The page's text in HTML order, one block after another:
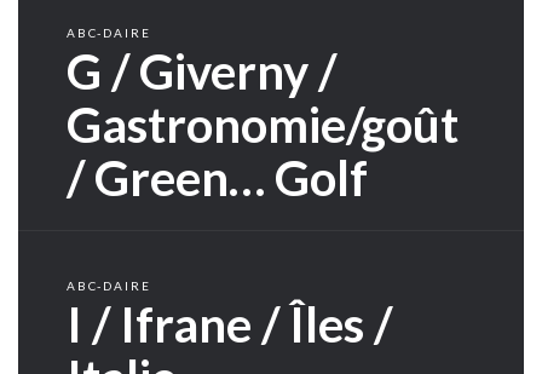
ABC-DAIRE
G / Giverny /
Gastronomie/goût
/ Green… Golf
ABC-DAIRE
I / Ifrane / Îles /